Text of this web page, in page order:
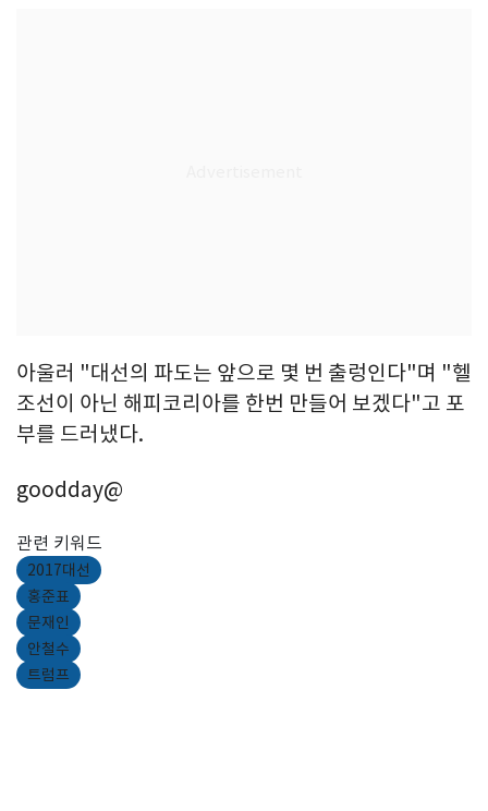
아울러 "대선의 파도는 앞으로 몇 번 출렁인다"며 "헬
조선이 아닌 해피코리아를 한번 만들어 보겠다"고 포
부를 드러냈다.
goodday@
관련 키워드
2017대선
홍준표
문재인
안철수
트럼프